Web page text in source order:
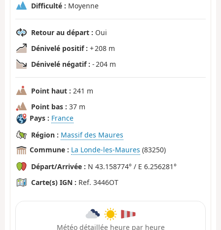
Difficulté : Moyenne
Retour au départ : Oui
Dénivelé positif : + 208 m
Dénivelé négatif : - 204 m
Point haut : 241 m
Point bas : 37 m
Pays : France
Région : Massif des Maures
Commune : La Londe-les-Maures (83250)
Départ/Arrivée : N 43.158774° / E 6.256281°
Carte(s) IGN : Ref. 3446OT
Météo détaillée heure par heure